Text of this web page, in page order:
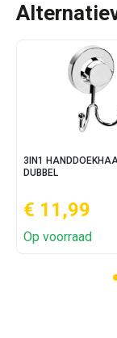
3IN1
DUBBEL
€ 11,99
Op voorraad